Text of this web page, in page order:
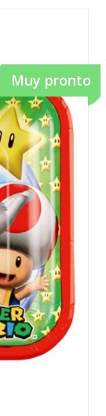
Muy pronto